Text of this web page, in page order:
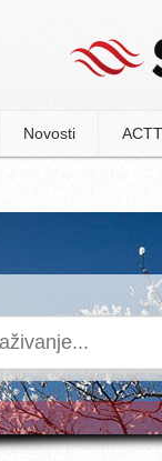
Novosti